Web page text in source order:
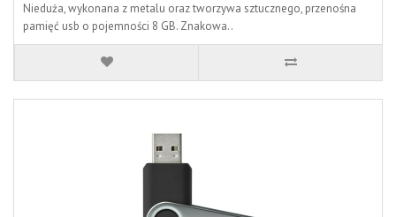
Nieduża, wykonana z metalu oraz tworzywa sztucznego, przenośna
pamięć usb o pojemności 8 GB. Znakowa..